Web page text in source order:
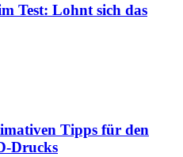
Test: Lohnt sich das
Tipps für den
Drucks